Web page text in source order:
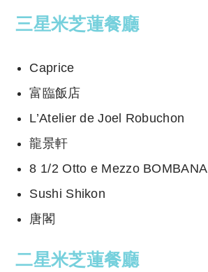
三星米芝蓮餐廳
Caprice
富臨飯店
L’Atelier de Joel Robuchon
龍景軒
8 1/2 Otto e Mezzo BOMBANA
Sushi Shikon
唐閣
二星米芝蓮餐廳